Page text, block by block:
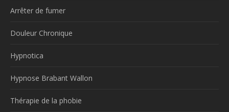
Arrêter de fumer
Douleur Chronique
Hypnotica
Hypnose Brabant Wallon
Thérapie de la phobie